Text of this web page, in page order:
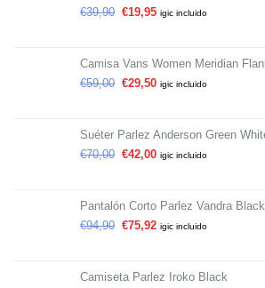
€39,90 €19,95 igic incluido
Camisa Vans Women Meridian
€59,00 €29,50 igic incluido
Suéter Parlez Anderson Green
€70,00 €42,00 igic incluido
Pantalón Corto Parlez Vandra Black
€94,90 €75,92 igic incluido
Camiseta Parlez Iroko Black